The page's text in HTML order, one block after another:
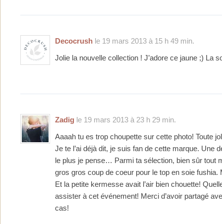
Decocrush le 19 mars 2013 à 15 h 49 min.
Jolie la nouvelle collection ! J’adore ce jaune ;) La
Zadig le 19 mars 2013 à 23 h 29 min.
Aaaah tu es trop choupette sur cette photo! Toute
Je te l’ai déjà dit, je suis fan de cette marque. Une
le plus je pense… Parmi ta sélection, bien sûr tout
gros gros coup de coeur pour le top en soie fushia.
Et la petite kermesse avait l’air bien chouette!
assister à cet événement! Merci d’avoir partagé
cas!